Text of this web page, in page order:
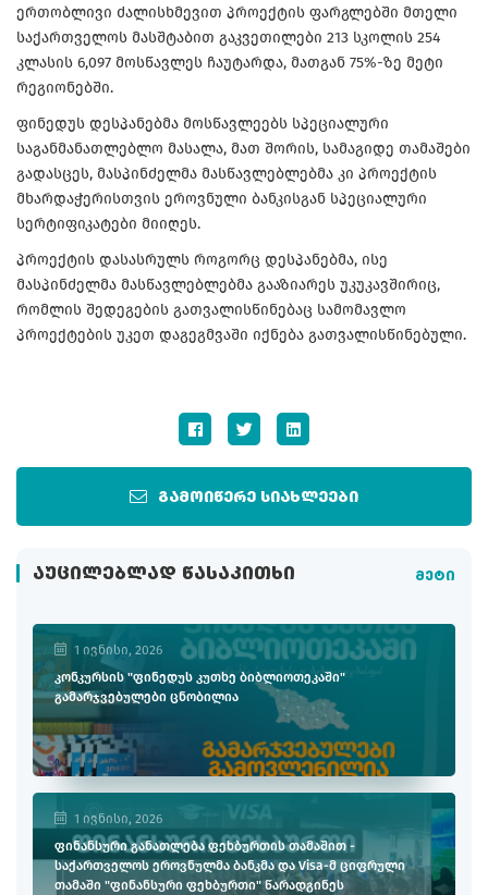
გამოიწერე სიახლეები
ᲐᲣᲪᲘᲚᲔᲑᲚᲐᲓ ᲬᲐᲡᲐᲙᲘᲗᲮᲘ მეტი
1 ივნისი, 2026
კონკურსის "ფინედუს კუთხე ბიბლიოთეკაში"
გამარჯვებულები ცნობილია
1 ივნისი, 2026
ფინანსური განათლება ფეხბურთის თამაშით -
საქართველოს ეროვნულმა ბანკმა და Visa-მ ციფრული
თამაში "ფინანსური ფეხბურთი" წარადგინეს
ერთობლივი ძალისხმევით პროექტის ფარგლებში მთელი
საქართველოს მასშტაბით გაკვეთილები 213 სკოლის 254
კლასის 6,097 მოსწავლეს ჩაუტარდა, მათგან 75%-ზე მეტი
რეგიონებში.
ფინედუს დესპანებმა მოსწავლეებს სპეციალური
საგანმანათლებლო მასალა, მათ შორის, სამაგიდე თამაშები
გადასცეს, მასპინძელმა მასწავლებლებმა კი პროექტის
მხარდაჭერისთვის ეროვნული ბანკისგან სპეციალური
სერტიფიკატები მიიღეს.
პროექტის დასასრულს როგორც დესპანებმა, ისე
მასპინძელმა მასწავლებლებმა გააზიარეს უკუკავშირიც,
რომლის შედეგების გათვალისწინებაც სამომავლო
პროექტების უკეთ დაგეგმვაში იქნება გათვალისწინებული.